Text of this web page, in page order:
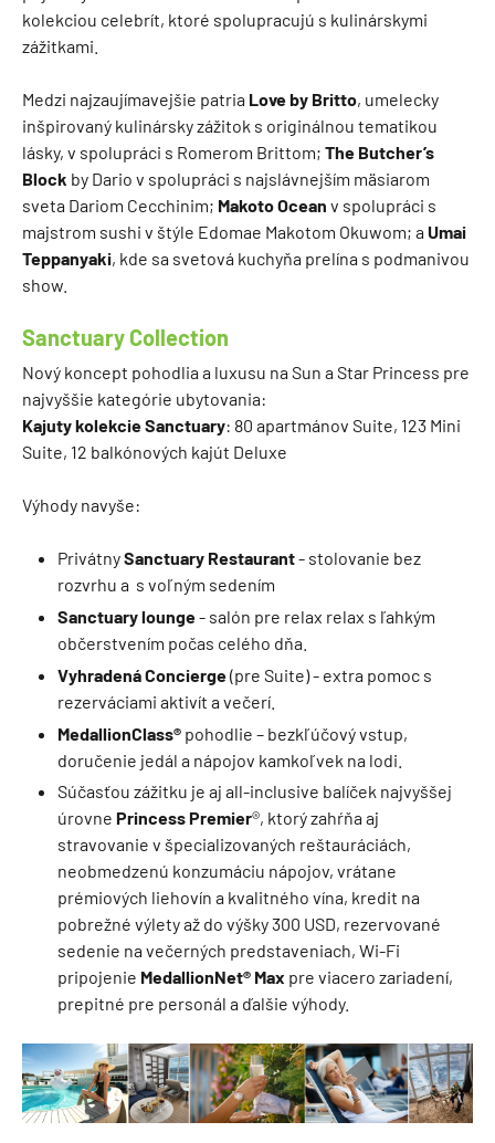
kolekciou celebrít, ktoré spolupracujú s kulinárskymi
zážitkami.
Medzi najzaujímavejšie patria Love by Britto, umelecky
inšpirovaný kulinársky zážitok s originálnou tematikou
lásky, v spolupráci s Romerom Brittom; The Butcher’s
Block by Dario v spolupráci s najslávnejším mäsiarom
sveta Dariom Cecchinim; Makoto Ocean v spolupráci s
majstrom sushi v štýle Edomae Makotom Okuwom; a Umai
Teppanyaki, kde sa svetová kuchyňa prelína s podmanivou
show.
Sanctuary Collection
Nový koncept pohodlia a luxusu na Sun a Star Princess pre
najvyššie kategórie ubytovania:
Kajuty kolekcie Sanctuary: 80 apartmánov Suite, 123 Mini
Suite, 12 balkónových kajút Deluxe
Výhody navyše:
PrivátnySanctuary Restaurant- stolovanie bez
rozvrhu a s voľným sedením
Sanctuary lounge- salón pre relax relax s ľahkým
občerstvením počas celého dňa.
Vyhradená Concierge(pre Suite) - extra pomoc s
rezerváciami aktivít a večerí.
MedallionClass® pohodlie – bezkľúčový vstup,
doručenie jedál a nápojov kamkoľvek na lodi.
Súčasťou zážitku je aj all-inclusive balíček najvyššej
úrovne Princess Premier®, ktorý zahŕňa aj
stravovanie v špecializovaných reštauráciách,
neobmedzenú konzumáciu nápojov, vrátane
prémiových liehovín a kvalitného vína, kredit na
pobrežné výlety až do výšky 300 USD, rezervované
sedenie na večerných predstaveniach, Wi-Fi
pripojenie MedallionNet® Max pre viacero zariadení,
prepitné pre personál a ďalšie výhody.